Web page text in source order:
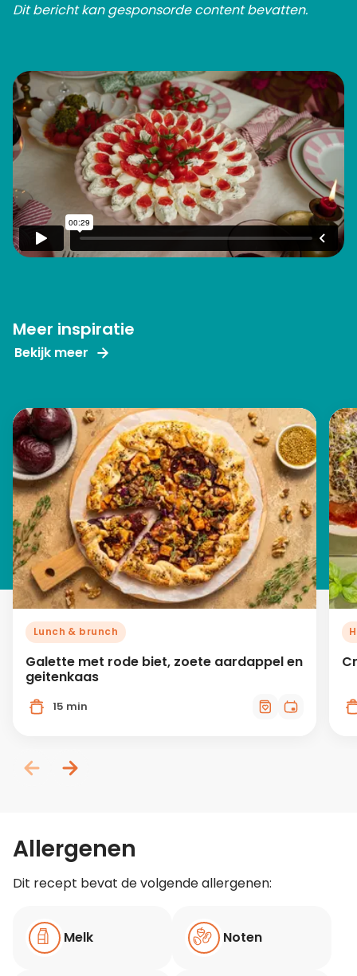
Dit bericht kan gesponsorde content bevatten.
Meer inspiratie
Bekijk meer
Lunch & brunch
Galette met rode biet, zoete aardappel en
geitenkaas
15 min
Allergenen
Dit recept bevat de volgende allergenen:
Melk Noten